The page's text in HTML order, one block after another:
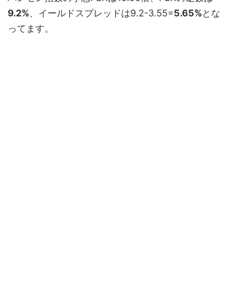
9.2%、イールドスプレッドは9.2-3.55=5.65%とな
ってます。